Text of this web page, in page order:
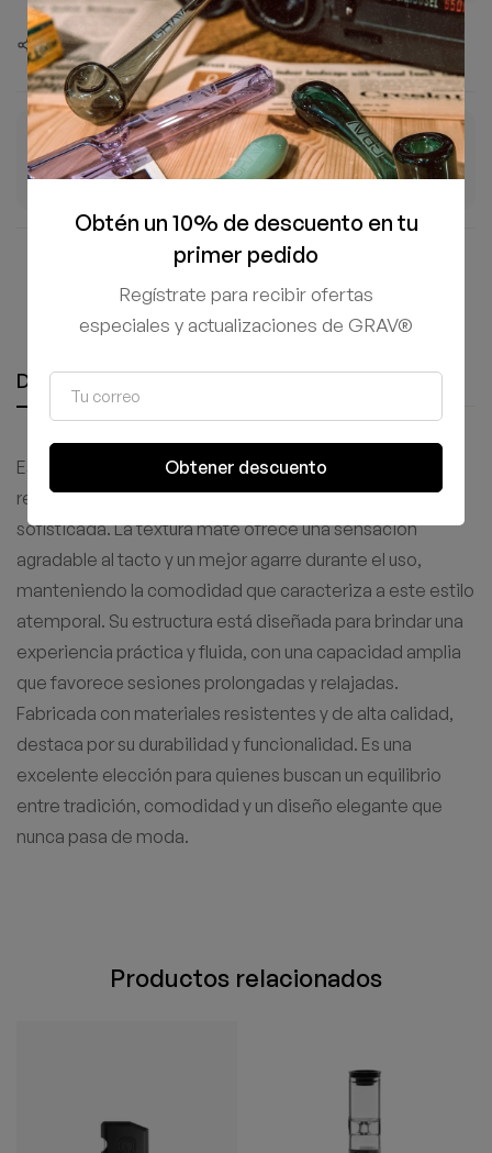
Compartir este producto
ENTREGA ESTIMADA
4–7 Ago
Días hábiles
ENVÍO GRATIS
+$1,500 MXN
En tu pedido
Compra 100% segura y protegida
Descripción
Esta pieza combina un diseño clásico con un acabado
renovado que aporta una apariencia más moderna y
sofisticada. La textura mate ofrece una sensación
agradable al tacto y un mejor agarre durante el uso,
manteniendo la comodidad que caracteriza a este estilo
atemporal. Su estructura está diseñada para brindar una
experiencia práctica y fluida, con una capacidad amplia
que favorece sesiones prolongadas y relajadas.
Fabricada con materiales resistentes y de alta calidad,
destaca por su durabilidad y funcionalidad. Es una
excelente elección para quienes buscan un equilibrio
entre tradición, comodidad y un diseño elegante que
nunca pasa de moda.
Productos relacionados
Obtén un 10% de descuento en tu
primer pedido
Regístrate para recibir ofertas
especiales y actualizaciones de GRAV®
Obtener descuento